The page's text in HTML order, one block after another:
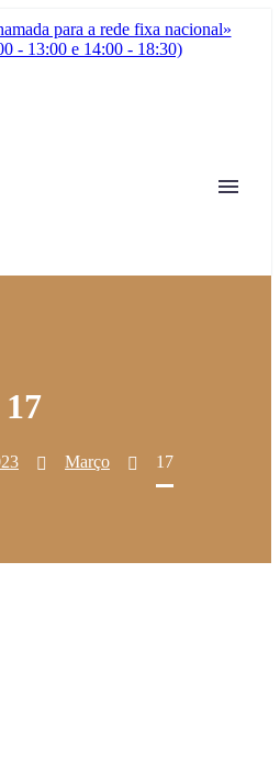
para a rede fixa nacional»
- 13:00 e 14:00 - 18:30)
Março 17